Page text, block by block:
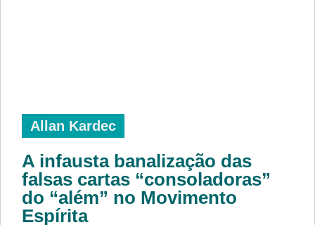
Allan Kardec
A infausta banalização das
falsas cartas “consoladoras”
do “além” no Movimento
Espírita